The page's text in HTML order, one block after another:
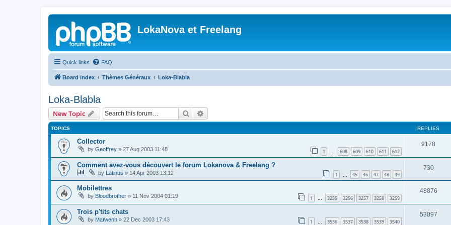
LokaNova et Freelang
Quick links FAQ
Board index Thèmes Généraux Loka-Blabla
Loka-Blabla
New Topic Search
TOPICS REPLIES
Collector
by Geoffrey » 27 Aug 2003 11:48 1 … 608 609 610 611 612
9178
Comment avez-vous découvert le forum Lokanova & Freelang ?
by Latinus » 14 Apr 2003 13:12 1 45 46 47 48 49
730
Mobilettres
by Bloodbrother » 11 Nov 2004 01:19 1 … 3255 3256 3257 3258 3259
48876
Trois p'tits chats
by Maïwenn » 22 Dec 2003 17:43 1 … 3536 3537 3538 3539 3540
53097